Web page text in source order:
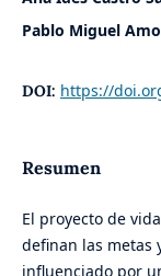
Pablo Miguel
DOI: https://
Resumen
El proyecto de
definan las metas
influenciado por